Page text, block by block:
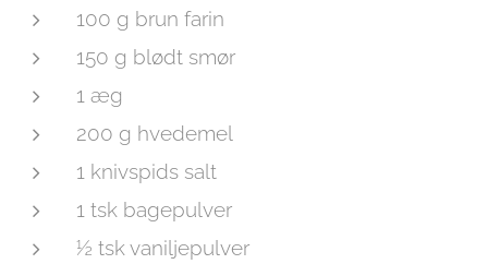
100 g brun farin
150 g blødt smør
1 æg
200 g hvedemel
1 knivspids salt
1 tsk bagepulver
½ tsk vaniljepulver